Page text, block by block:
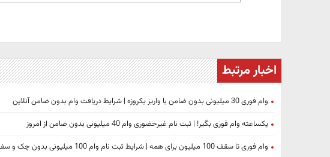
اخبار مرتبط
وام فوری 30 میلیونی بدون ضامن با واریز یکروزه | شرایط دریافت وام بدون ضامن آنلاین
یکساعته وام فوری بگیر! | ثبت نام غیرحضوری وام 40 میلیونی بدون ضامن از امروز
وام فوری تا سقف 100 میلیون برای همه | شرایط ثبت نام وام 100 میلیونی بدون چک و سفته از فرابانک ملت + لینک ثبت نام آنلاین